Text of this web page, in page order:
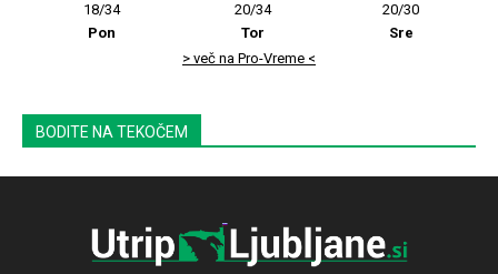
18/34
Pon
20/34
Tor
20/30
Sre
> več na Pro-Vreme <
BODITE NA TEKOČEM